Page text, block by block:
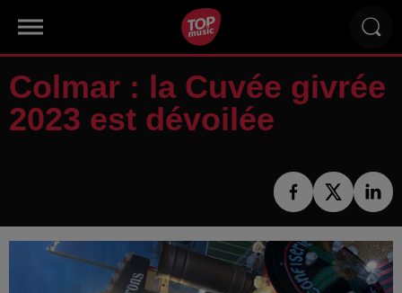
Colmar : la Cuvée givrée
2023 est dévoilée